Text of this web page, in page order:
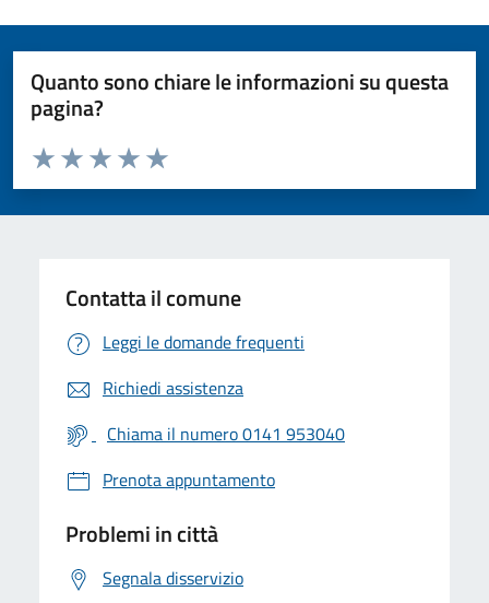
Quanto sono chiare le informazioni su questa
pagina?
Valuta da 1 a 5 stelle la pagina
Valuta 5 stelle su 5
Valuta 4 stelle su 5
Valuta 3 stelle su 5
Valuta 2 stelle su 5
Valuta 1 stelle su 5
Contatta il comune
Leggi le domande frequenti
Richiedi assistenza
Chiama il numero 0141 953040
Prenota appuntamento
Problemi in città
Segnala disservizio